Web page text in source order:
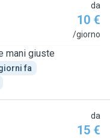
da
10 €
/giorno
mani giuste
fa
da
15 €